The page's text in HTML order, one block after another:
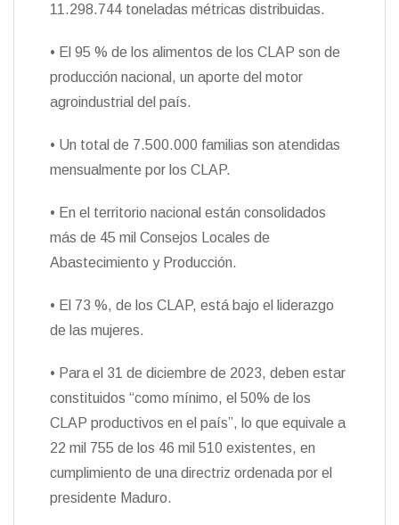
11.298.744 toneladas métricas distribuidas.
• El 95 % de los alimentos de los CLAP son de
producción nacional, un aporte del motor
agroindustrial del país.
• Un total de 7.500.000 familias son atendidas
mensualmente por los CLAP.
• En el territorio nacional están consolidados
más de 45 mil Consejos Locales de
Abastecimiento y Producción.
• El 73 %, de los CLAP, está bajo el liderazgo
de las mujeres.
• Para el 31 de diciembre de 2023, deben estar
constituidos “como mínimo, el 50% de los
CLAP productivos en el país”, lo que equivale a
22 mil 755 de los 46 mil 510 existentes, en
cumplimiento de una directriz ordenada por el
presidente Maduro.